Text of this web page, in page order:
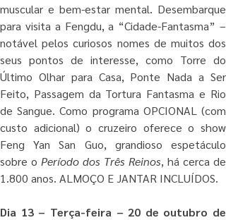
muscular e bem-estar mental. Desembarque
para visita a Fengdu, a “Cidade-Fantasma” –
notável pelos curiosos nomes de muitos dos
seus pontos de interesse, como Torre do
Último Olhar para Casa, Ponte Nada a Ser
Feito, Passagem da Tortura Fantasma e Rio
de Sangue. Como programa OPCIONAL (com
custo adicional) o cruzeiro oferece o show
Feng Yan San Guo, grandioso espetáculo
sobre o Período dos Três Reinos, há cerca de
1.800 anos. ALMOÇO E JANTAR INCLUÍDOS.
Dia 13 – Terça-feira – 20 de outubro de